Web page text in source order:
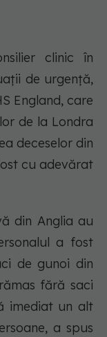
clinic în
de urgență,
England, care
de la Londra
deceselor din
cu adevărat
din Anglia au
a fost
de gunoi din
fără saci
imediat un alt
a spus